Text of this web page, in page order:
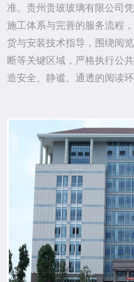
准。贵州贵玻玻璃有限公司
施工体系与完善的服务流程
货与安装技术指导，围绕阅
断等关键区域，严格执行公
造安全、静谧、通透的阅读环